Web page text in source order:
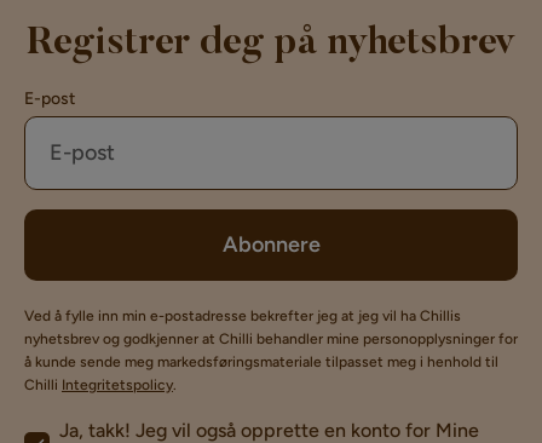
Registrer deg på nyhetsbrev
E-post
Abonnere
Ved å fylle inn min e-postadresse bekrefter jeg at jeg vil ha Chillis
nyhetsbrev og godkjenner at Chilli behandler mine personopplysninger for
å kunde sende meg markedsføringsmateriale tilpasset meg i henhold til
Chilli Integritetspolicy.
Ja, takk! Jeg vil også opprette en konto for Mine